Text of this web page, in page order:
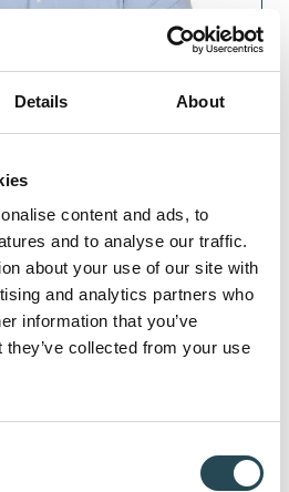
Details About
content and ads, to
and to analyse our traffic.
about your use of our site with
and analytics partners who
information that you’ve
collected from your use
met brede,
juridische
binnen onze
arbeidsrecht en
maar ook op het
De werkwijze van